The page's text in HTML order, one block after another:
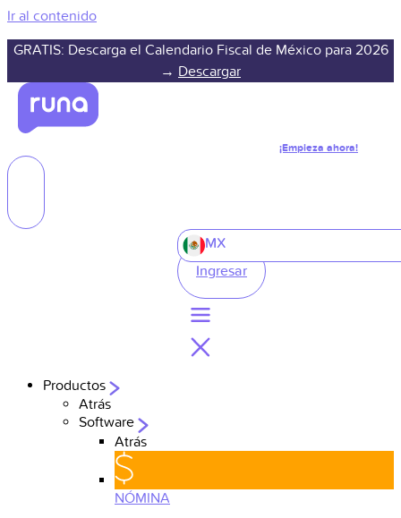
Ir al contenido
GRATIS: Descarga el Calendario Fiscal de México para 2026
→ Descargar
¡Empieza ahora!
MX
Ingresar
Productos
Atrás
Software
Atrás
NÓMINA